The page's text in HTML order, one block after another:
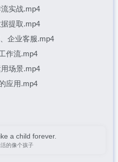
实战.mp4
提取.mp4
企业客服.mp4
作流.mp4
场景.mp4
应用.mp4
a child forever.
的像个孩子